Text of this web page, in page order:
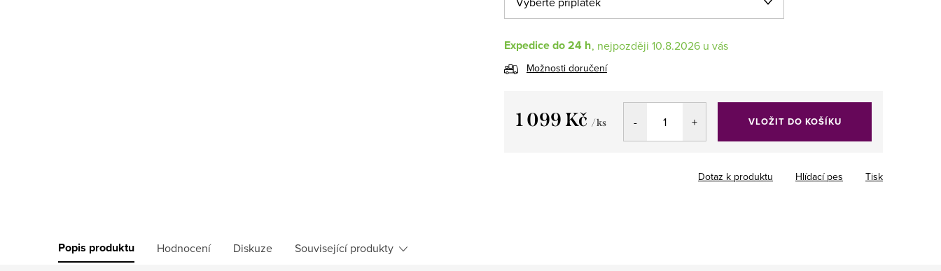
Expedice do 24 h 10.8.2026
Možnosti doručení
1 099 Kč / ks VLOŽIT DO KOŠÍKU
Tisk
Dotaz k produktu Hlídací pes
Popis produktu Hodnocení Diskuze Související produkty